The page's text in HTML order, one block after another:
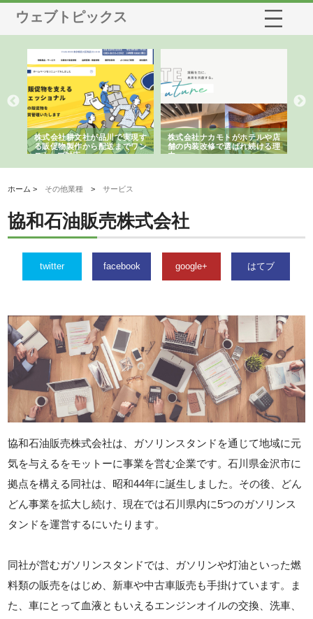
ウェブトピックス
株式会社耕文社が品川で実現す
る販促物製作から配送までワン
ストップ対応
株式会社ナカモトがホテルや店
舗の内装改修で選ばれ続ける理
由
ホーム > その他業種 >サービス
協和石油販売株式会社
twitter facebook google+ はてブ
協和石油販売株式会社は、ガソリンスタンドを通じて地域に元
気を与えるをモットーに事業を営む企業です。石川県金沢市に
拠点を構える同社は、昭和44年に誕生しました。その後、どん
どん事業を拡大し続け、現在では石川県内に5つのガソリンス
タンドを運営するにいたります。
同社が営むガソリンスタンドでは、ガソリンや灯油といった燃
料類の販売をはじめ、新車や中古車販売も手掛けています。ま
た、車にとって血液ともいえるエンジンオイルの交換、洗車、